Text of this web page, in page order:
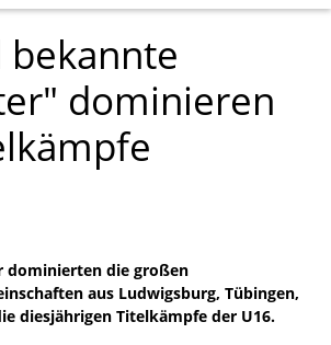
bekannte
dominieren
dominierten die großen
aus Ludwigsburg, Tübingen,
diesjährigen Titelkämpfe der U16.